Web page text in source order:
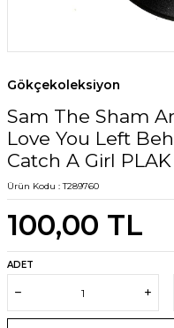
Gökçekoleksiyon
Sam The Sham
Love You Left
Catch A Girl
Ürün Kodu :T289760
100,00 TL
ADET